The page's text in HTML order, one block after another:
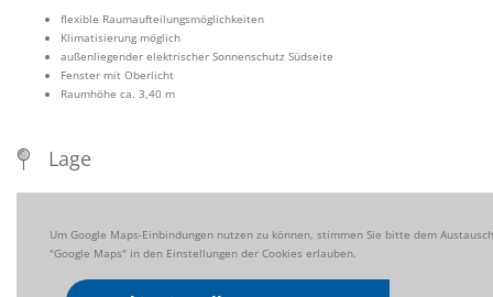
flexible Raumaufteilungsmöglichkeiten
Klimatisierung möglich
außenliegender elektrischer Sonnenschutz Südseite
Fenster mit Oberlicht
Raumhöhe ca. 3,40 m
Lage
Um Google Maps-Einbindungen nutzen zu können, stimmen Sie bitte dem
"Google Maps" in den Einstellungen der Cookies erlauben.